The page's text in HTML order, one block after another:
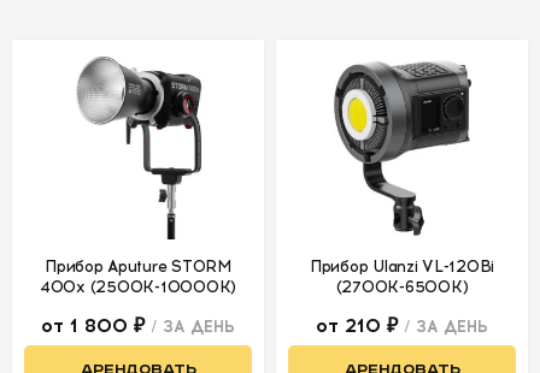
Прибор Aputure STORM
400x (2500K-10000K)
от 1 800 ₽ / ЗА ДЕНЬ
АРЕНДОВАТЬ
Прибор Ulanzi VL-120Bi
(2700К-6500К)
от 210 ₽ / ЗА ДЕНЬ
АРЕНДОВАТЬ